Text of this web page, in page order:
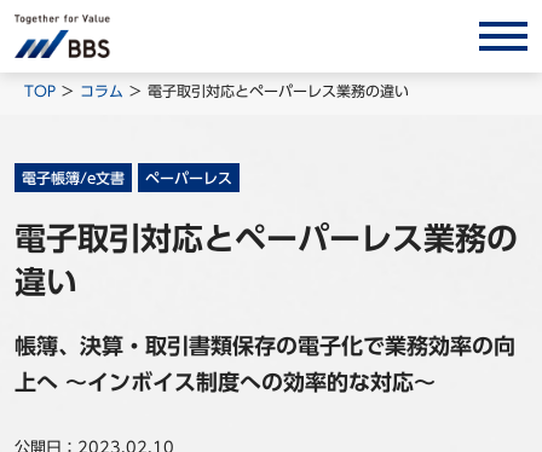
サービス/ソリューション
製品・ソリューション
ホワイトペーパー
調査レポート
TOP コラム 電子取引対応とペーパーレス業務の違い
電子帳簿/e文書 ペーパーレス
電子取引対応とペーパーレス業務の
違い
帳簿、決算・取引書類保存の電子化で業務効率の向
上へ ～インボイス制度への効率的な対応～
公開日：2023.02.10